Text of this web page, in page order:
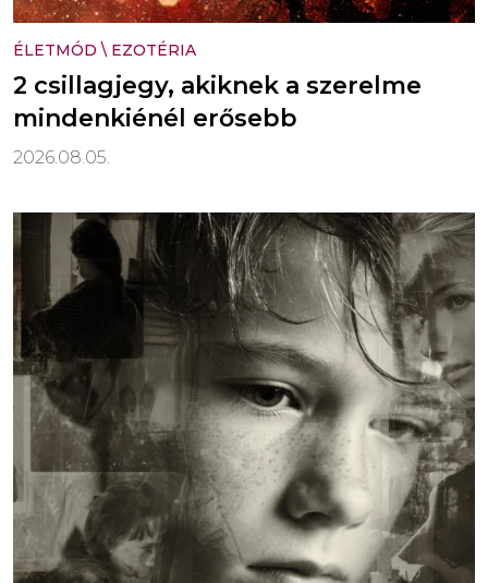
ÉLETMÓD \ EZOTÉRIA
2 csillagjegy, akiknek a szerelme
mindenkiénél erősebb
2026.08.05.